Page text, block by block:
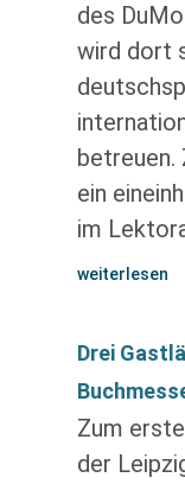
des
wird dort
ein
im
weiterlesen
Drei
Zum
der